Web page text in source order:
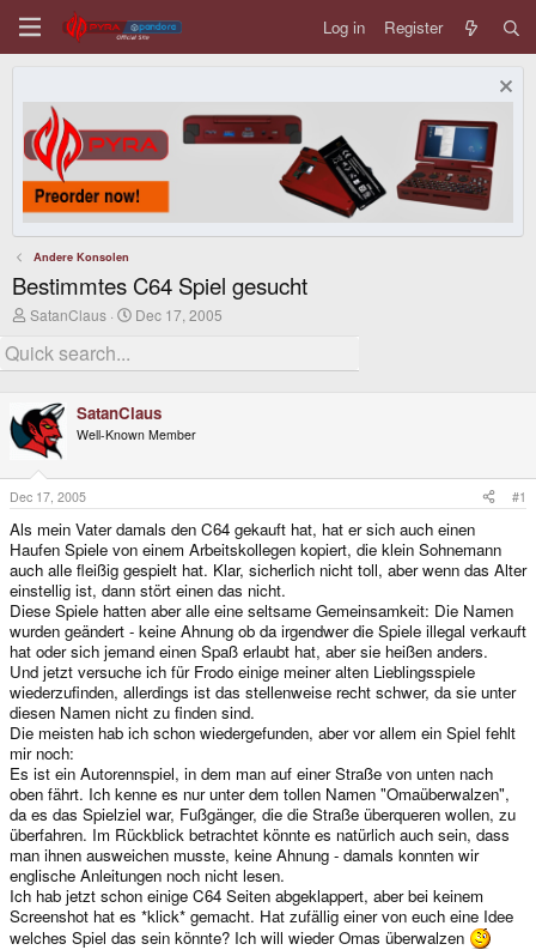
Log in Register
Andere Konsolen
Bestimmtes C64 Spiel gesucht
T
r
e
s
t
a
r
t
e
r
SatanClaus
S
r
a
t
Dec 17, 2005
SatanClaus
Well-Known Member
Dec 17, 2005 #1
Als mein Vater damals den C64 gekauft hat, hat er sich auch einen
Haufen Spiele von einem Arbeitskollegen kopiert, die klein Sohnemann
auch alle fleißig gespielt hat. Klar, sicherlich nicht toll, aber wenn das Alter
einstellig ist, dann stört einen das nicht.
Diese Spiele hatten aber alle eine seltsame Gemeinsamkeit: Die Namen
wurden geändert - keine Ahnung ob da irgendwer die Spiele illegal verkauft
hat oder sich jemand einen Spaß erlaubt hat, aber sie heißen anders.
Und jetzt versuche ich für Frodo einige meiner alten Lieblingsspiele
wiederzufinden, allerdings ist das stellenweise recht schwer, da sie unter
diesen Namen nicht zu finden sind.
Die meisten hab ich schon wiedergefunden, aber vor allem ein Spiel fehlt
mir noch:
Es ist ein Autorennspiel, in dem man auf einer Straße von unten nach
oben fährt. Ich kenne es nur unter dem tollen Namen "Omaüberwalzen",
da es das Spielziel war, Fußgänger, die die Straße überqueren wollen, zu
überfahren. Im Rückblick betrachtet könnte es natürlich auch sein, dass
man ihnen ausweichen musste, keine Ahnung - damals konnten wir
englische Anleitungen noch nicht lesen.
Ich hab jetzt schon einige C64 Seiten abgeklappert, aber bei keinem
Screenshot hat es *klick* gemacht. Hat zufällig einer von euch eine Idee
welches Spiel das sein könnte? Ich will wieder Omas überwalzen